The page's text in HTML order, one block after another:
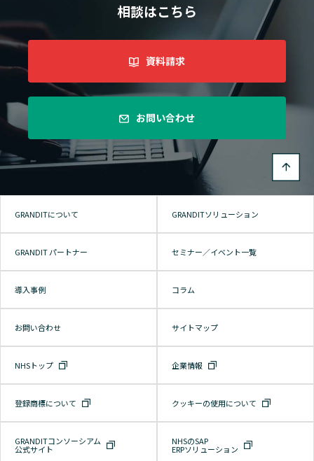
相談はこちら
資料請求
お問い合わせ
GRANDITについて GRANDITソリューション
GRANDIT パートナー セミナー／イベント一覧
導入事例 コラム
お問い合わせ サイトマップ
NHSトップ 企業情報
登録商標について クッキーの使用について
GRANDITコンソーシアム
公式サイト
NHSのSAP
ERPソリューション